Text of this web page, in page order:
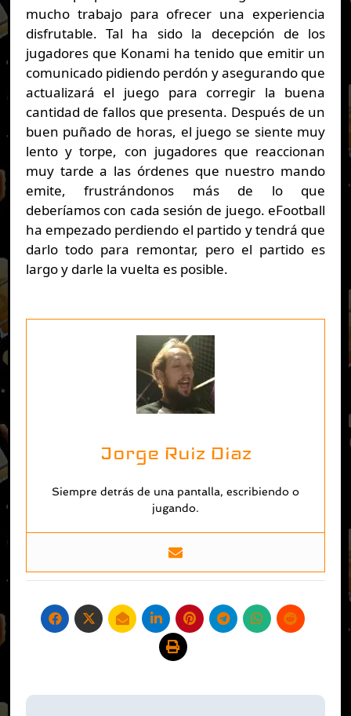
mucho trabajo para ofrecer una experiencia
disfrutable. Tal ha sido la decepción de los
jugadores que Konami ha tenido que emitir un
comunicado pidiendo perdón y asegurando que
actualizará el juego para corregir la buena
cantidad de fallos que presenta. Después de un
buen puñado de horas, el juego se siente muy
lento y torpe, con jugadores que reaccionan
muy tarde a las órdenes que nuestro mando
emite, frustrándonos más de lo que
deberíamos con cada sesión de juego. eFootball
ha empezado perdiendo el partido y tendrá que
darlo todo para remontar, pero el partido es
largo y darle la vuelta es posible.
Jorge Ruiz Diaz
Siempre detrás de una pantalla, escribiendo o
jugando.
Navegación